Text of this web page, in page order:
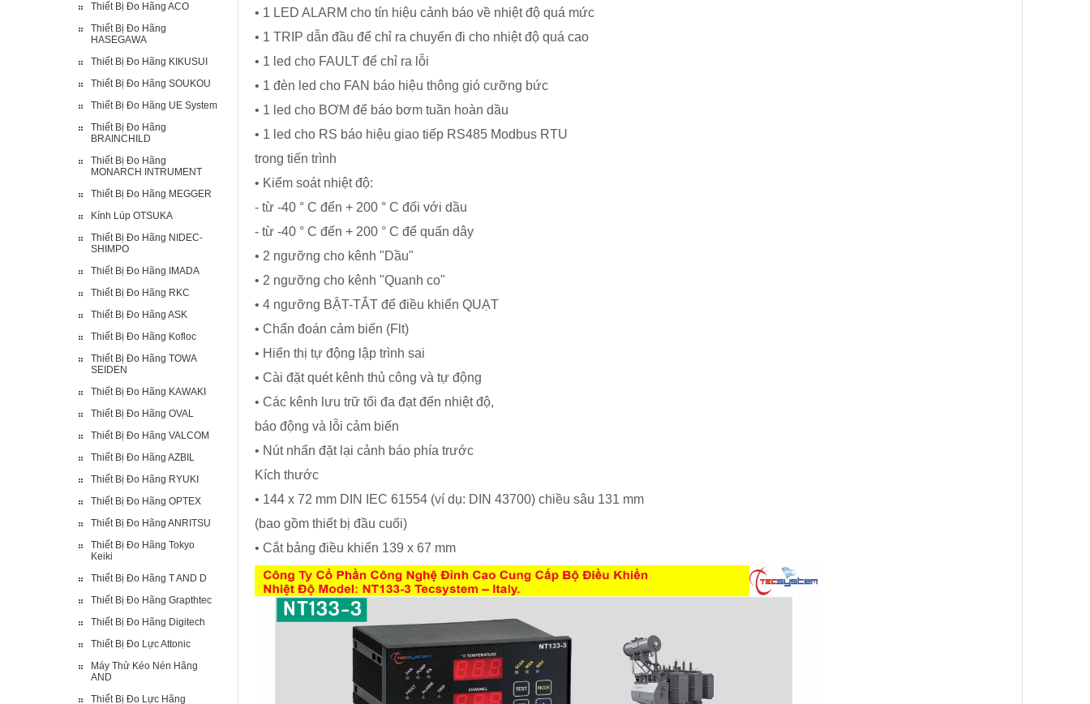
Thiết Bị Đo Hãng ACO
Thiết Bị Đo Hãng
HASEGAWA
Thiết Bị Đo Hãng KIKUSUI
Thiết Bị Đo Hãng SOUKOU
Thiết Bị Đo Hãng UE System
Thiết Bị Đo Hãng
BRAINCHILD
Thiết Bị Đo Hãng
MONARCH INTRUMENT
Thiết Bị Đo Hãng MEGGER
Kính Lúp OTSUKA
Thiết Bị Đo Hãng NIDEC-
SHIMPO
Thiết Bị Đo Hãng IMADA
Thiết Bị Đo Hãng RKC
Thiết Bị Đo Hãng ASK
Thiết Bị Đo Hãng Kofloc
Thiết Bị Đo Hãng TOWA
SEIDEN
Thiết Bị Đo Hãng KAWAKI
Thiết Bị Đo Hãng OVAL
Thiết Bị Đo Hãng VALCOM
Thiết Bị Đo Hãng AZBIL
Thiết Bị Đo Hãng RYUKI
Thiết Bị Đo Hãng OPTEX
Thiết Bị Đo Hãng ANRITSU
Thiết Bị Đo Hãng Tokyo
Keiki
Thiết Bị Đo Hãng T AND D
Thiết Bị Đo Hãng Grapthtec
Thiết Bị Đo Hãng Digitech
Thiết Bị Đo Lực Attonic
Máy Thử Kéo Nén Hãng
AND
Thiết Bị Đo Lực Hãng
• 1 LED ALARM cho tín hiệu cảnh báo về nhiệt độ quá mức
• 1 TRIP dẫn đầu để chỉ ra chuyến đi cho nhiệt độ quá cao
• 1 led cho FAULT để chỉ ra lỗi
• 1 đèn led cho FAN báo hiệu thông gió cưỡng bức
• 1 led cho BƠM để báo bơm tuần hoàn dầu
• 1 led cho RS báo hiệu giao tiếp RS485 Modbus RTU
trong tiến trình
• Kiểm soát nhiệt độ:
- từ -40 ° C đến + 200 ° C đối với dầu
- từ -40 ° C đến + 200 ° C để quấn dây
• 2 ngưỡng cho kênh "Dầu"
• 2 ngưỡng cho kênh "Quanh co"
• 4 ngưỡng BẬT-TẮT để điều khiển QUẠT
• Chẩn đoán cảm biến (Flt)
• Hiển thị tự động lập trình sai
• Cài đặt quét kênh thủ công và tự động
• Các kênh lưu trữ tối đa đạt đến nhiệt độ,
báo động và lỗi cảm biến
• Nút nhấn đặt lại cảnh báo phía trước
Kích thước
• 144 x 72 mm DIN IEC 61554 (ví dụ: DIN 43700) chiều sâu 131 mm
(bao gồm thiết bị đầu cuối)
• Cắt bảng điều khiển 139 x 67 mm